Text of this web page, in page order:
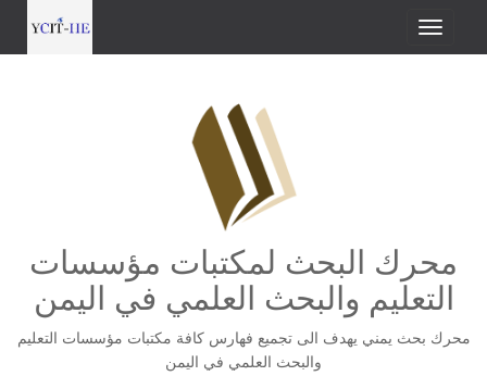
محرك البحث لمكتبات مؤسسات
التعليم والبحث العلمي في اليمن
محرك بحث يمني يهدف الى تجميع فهارس كافة مكتبات مؤسسات التعليم
والبحث العلمي في اليمن